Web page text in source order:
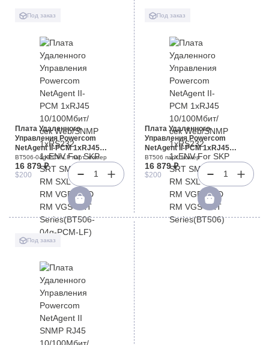
Под заказ
Плата Удаленного
Управления Powercom
NetAgent II-PCM 1xRJ45
10/100Мбит/сек Web/SNMP
1xRS232 1xENV For SKP SRT
SMK SMK RM SXL SXL RM VGD
VGD RM VGS VRT
Series(BT506-04g-PCM-LF)
BT506-04g-PCM-LF парт. номер
16 879 ₽
$200 1
Под заказ
Плата Удаленного
Управления Powercom
NetAgent II-PCM 1xRJ45
10/100Мбит/сек Web/SNMP
1xRS232 1xENV For SKP SRT
SMK SMK RM SXL SXL RM VGD
VGD RM VGS VRT
Series(BT506)
BT506 парт. номер
16 879 ₽
$200 1
Под заказ